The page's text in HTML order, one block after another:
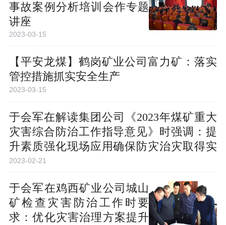
事故案例分析培训会作专题
讲座
2023-03-15
【平安龙煤】鹤岗矿业公司富力矿：落实
管控措施抓实安全生产
2023-03-15
于会军在解读集团公司《2023年煤矿重大
灾害综合防治工作指导意见》时强调：提
升素质强化现场应用确保防灾治灾取得实
效
2023-02-21
于会军在鸡西矿业公司城山
矿检查灾害防治工作时要
求：优化灾害治理方案提升